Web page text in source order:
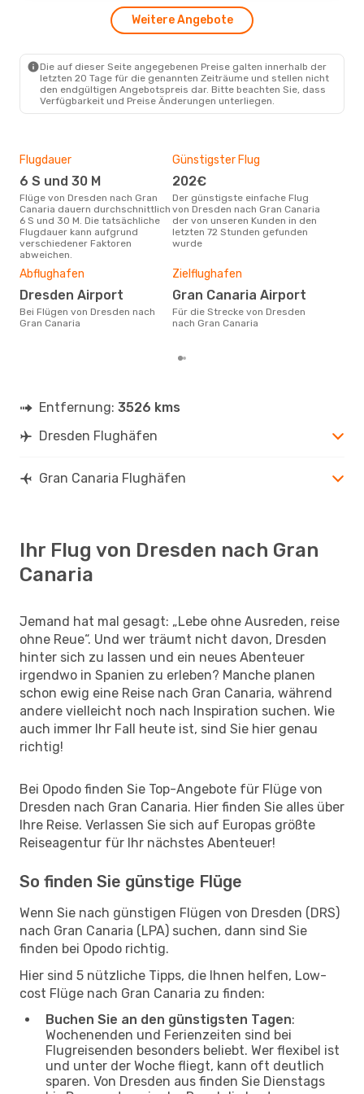
1 Zwischenstopp
1 Zwischenstopp
Weitere Angebote
Die auf dieser Seite angegebenen Preise galten innerhalb der
letzten 20 Tage für die genannten Zeiträume und stellen nicht
den endgültigen Angebotspreis dar. Bitte beachten Sie, dass
Verfügbarkeit und Preise Änderungen unterliegen.
Flugdauer
6 S und 30 M
Flüge von Dresden nach Gran
Canaria dauern durchschnittlich
6 S und 30 M. Die tatsächliche
Flugdauer kann aufgrund
verschiedener Faktoren
abweichen.
Günstigster Flug
202€
Der günstigste einfache Flug
von Dresden nach Gran Canaria
der von unseren Kunden in den
letzten 72 Stunden gefunden
wurde
Abflughafen
Dresden Airport
Bei Flügen von Dresden nach
Gran Canaria
Zielflughafen
Gran Canaria Airport
Für die Strecke von Dresden
nach Gran Canaria
Entfernung: 3526 kms
Dresden Flughäfen
Gran Canaria Flughäfen
Ihr Flug von Dresden nach Gran
Canaria
Jemand hat mal gesagt: „Lebe ohne Ausreden, reise
ohne Reue“. Und wer träumt nicht davon, Dresden
hinter sich zu lassen und ein neues Abenteuer
irgendwo in Spanien zu erleben? Manche planen
schon ewig eine Reise nach Gran Canaria, während
andere vielleicht noch nach Inspiration suchen. Wie
auch immer Ihr Fall heute ist, sind Sie hier genau
richtig!
Bei Opodo finden Sie Top-Angebote für Flüge von
Dresden nach Gran Canaria. Hier finden Sie alles über
Ihre Reise. Verlassen Sie sich auf Europas größte
Reiseagentur für Ihr nächstes Abenteuer!
So finden Sie günstige Flüge
Wenn Sie nach günstigen Flügen von Dresden (DRS)
nach Gran Canaria (LPA) suchen, dann sind Sie
finden bei Opodo richtig.
Hier sind 5 nützliche Tipps, die Ihnen helfen, Low-
cost Flüge nach Gran Canaria zu finden:
Buchen Sie an den günstigsten Tagen:
Wochenenden und Ferienzeiten sind bei
Flugreisenden besonders beliebt. Wer flexibel ist
und unter der Woche fliegt, kann oft deutlich
sparen. Von Dresden aus finden Sie Dienstags